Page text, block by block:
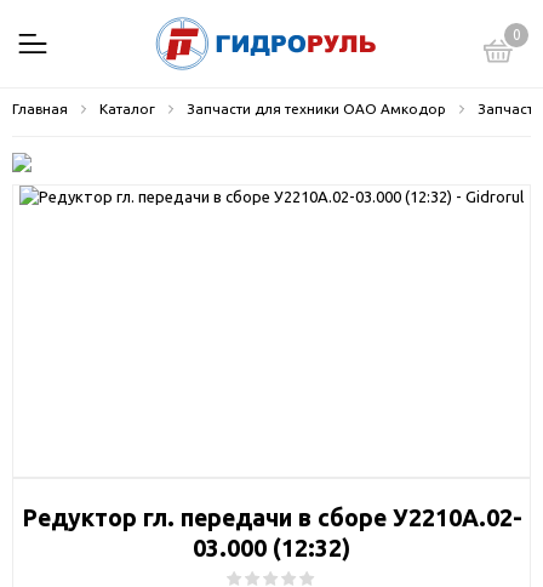
0
Главная Каталог Запчасти для техники ОАО Амкодор
Редуктор гл. передачи в сборе У2210А.02-
03.000 (12:32)